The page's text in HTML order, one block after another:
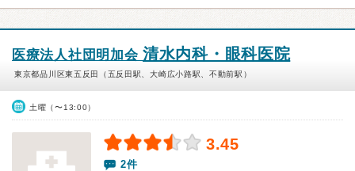
医療法人社団明加会 清水内科・眼科医院
東京都品川区東五反田（五反田駅、大崎広小路駅、不動前駅）
土曜（〜13:00）
3.45
2件